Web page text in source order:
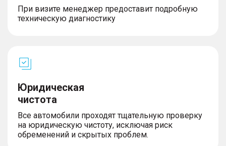
При визите менеджер предоставит подробную
техническую диагностику
Юридическая
чистота
Все автомобили проходят тщательную проверку
на юридическую чистоту, исключая риск
обременений и скрытых проблем.